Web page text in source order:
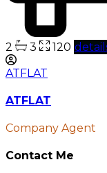
2 3 120
ATFLAT
ATFLAT
Company Agent
Contact Me